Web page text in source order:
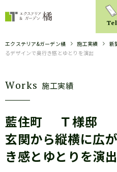
Tel
エクステリア&ガーデン橘 施工実績 新
るデザインで奥行き感とゆとりを演出
Works 施工実績
藍住町
Ｔ様邸
玄関から縦横に広
き感とゆとりを演出